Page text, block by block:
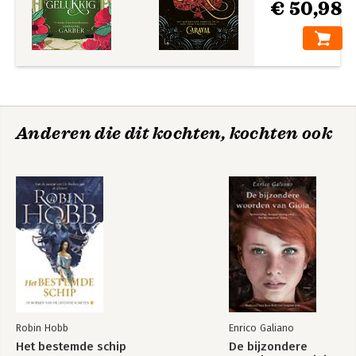
€ 50,98
Anderen die dit kochten, kochten ook
Robin Hobb
Het bestemde schip
Enrico Galiano
De bijzondere